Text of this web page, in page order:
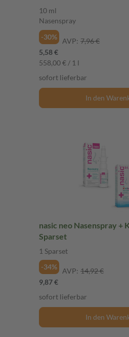
10 ml
Nasenspray
-30% AVP: 7,96 €
5,58 €
558,00 € / 1 l
sofort lieferbar
In den
nasic neo Nasenspray +
Sparset
1 Sparset
-34% AVP: 14,92 €
9,87 €
sofort lieferbar
In den